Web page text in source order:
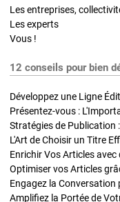
Les entreprises,
Les experts
Vous !
12 conseils pour bien
Développez une Ligne
Présentez-vous :
L'Art de Choisir un Titre
Optimiser vos Articles
Engagez la Conversation
Amplifiez la Portée de